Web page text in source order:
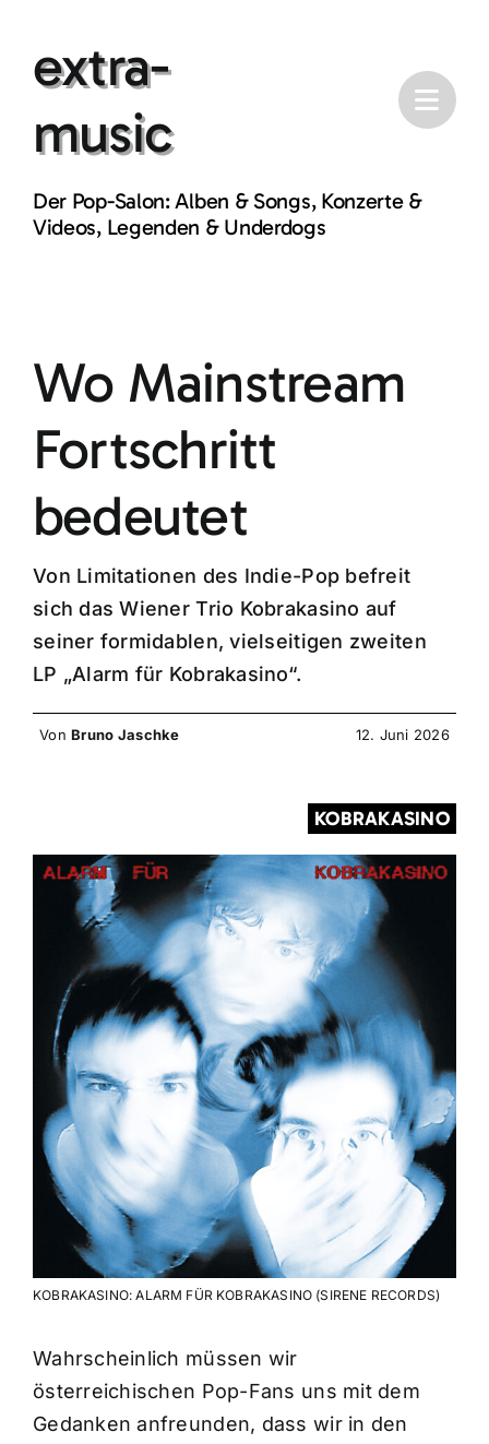
contentextra-
music
Der Pop-Salon: Alben & Songs, Konzerte &
Videos, Legenden & Underdogs
Wo Mainstream
Fortschritt
bedeutet
Von Limitationen des Indie-Pop befreit
sich das Wiener Trio Kobrakasino auf
seiner formidablen, vielseitigen zweiten
LP „Alarm für Kobrakasino“.
VonBruno Jaschke 12. Juni 2026
KOBRAKASINO
KOBRAKASINO: ALARM FÜR KOBRAKASINO (SIRENE RECORDS)
Wahrscheinlich müssen wir
österreichischen Pop-Fans uns mit dem
Gedanken anfreunden, dass wir in den